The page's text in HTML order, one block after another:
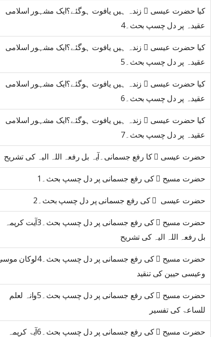
کیا حضرت عیسی ﷤ زندہ ہیں یافوت ہوگئے؟ایک مشہور اسلامی
عقیدہ پر دل چسپ بحث۔4
کیا حضرت عیسی ﷤ زندہ ہیں یافوت ہوگئے؟ایک مشہور اسلامی
عقیدہ پر دل چسپ بحث۔5
کیا حضرت عیسی ﷤ زندہ ہیں یافوت ہوگئے؟ایک مشہور اسلامی
عقیدہ پر دل چسپ بحث۔6
کیا حضرت عیسی ﷤ زندہ ہیں یافوت ہوگئے؟ایک مشہور اسلامی
عقیدہ پر دل چسپ بحث۔7
حضرت عیسی ﷤ کا رفع جسمانی۔آیہ بل رفعہ اللہ الیہ کی تشریح
حضرت مسیح ﷤ کی رفع جسمانی پر دل چسپ بحث۔1
حضرت عیسی ﷤ کی رفع جسمانی پر دل چسپ بحث۔2
حضرت مسیح ﷤ کی رفع جسمانی پر دل چسپ بحث۔3آیت کریمہ
بل رفعہ اللہ الیہ کی تشریح
حضرت مسیح ﷤ کی رفع جسمانی پر دل چسپ
وعیسی حیین کی تنقید
حضرت مسیح ﷤ کی رفع جسمانی پر دل چسپ بحث۔5وانہ لعلم
للساعۃ کی تفسیر
حضرت مسیح ﷤ کی رفع جسمانی پر دل چسپ بحث۔6آیۃ کریمہ